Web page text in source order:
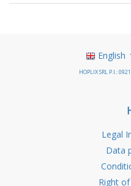
English
HOPLIX SRL P.I.:
Legal
Data
Right